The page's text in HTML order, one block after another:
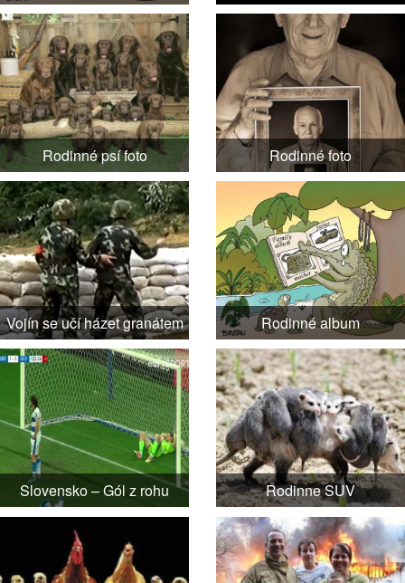
Rodinné psí foto Rodinné foto
Vojín se učí házet granátem Rodinné album
Slovensko – Gól z rohu Rodinne SUV